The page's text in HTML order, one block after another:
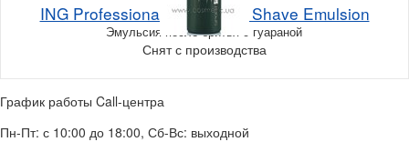
ING Professional Sport After Shave Emulsion
Эмульсия после бритья с гуараной
Снят с производства
График работы Call-центра
Пн-Пт: с 10:00 до 18:00, Сб-Вс: выходной